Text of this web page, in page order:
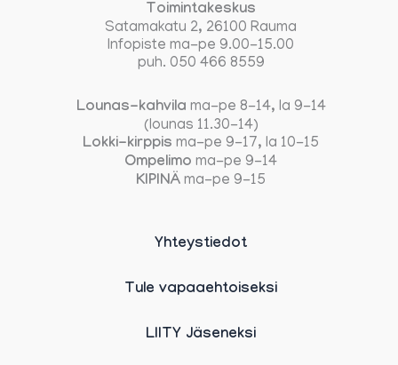
Toimintakeskus
Satamakatu 2, 26100 Rauma
Infopiste ma-pe 9.00-15.00
puh. 050 466 8559
Lounas-kahvila ma-pe 8-14, la 9-14
(lounas 11.30-14)
Lokki-kirppis ma-pe 9-17, la 10-15
Ompelimo ma-pe 9-14
KIPINÄ ma-pe 9-15
Yhteystiedot
Tule vapaaehtoiseksi
LIITY Jäseneksi